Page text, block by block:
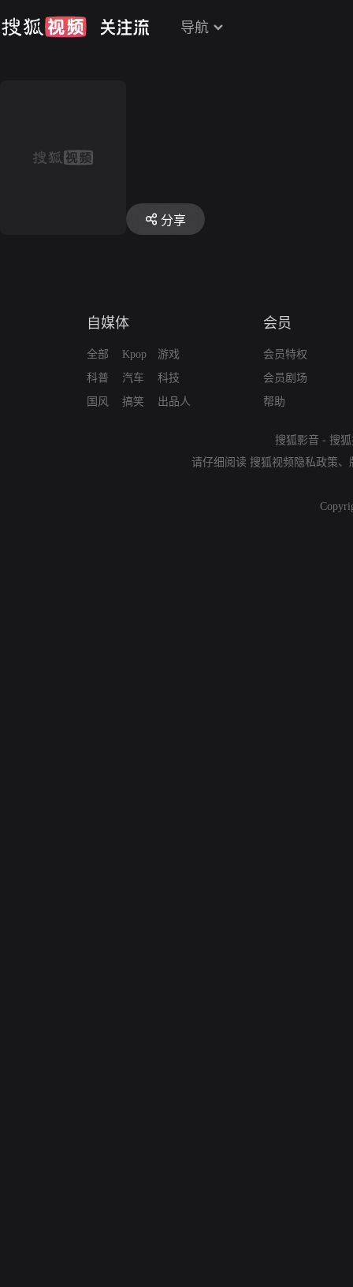
导航
分享
自媒体
全部
科普
国风
Kpop
汽车
搞笑
游戏
科技
出品人
会员
会员特权
会员剧场
帮助
搜狐影音 - 搜
请仔细阅读 搜狐视频隐私政策、